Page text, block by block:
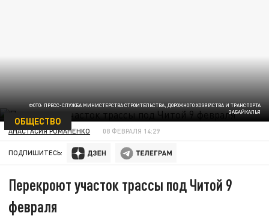
ФОТО: ПРЕСС-СЛУЖБА МИНИСТЕРСТВА СТРОИТЕЛЬСТВА, ДОРОЖНОГО ХОЗЯЙСТВА И ТРАНСПОРТА
ЗАБАЙКАЛЬЯ
ОБЩЕСТВО
АНАСТАСИЯ РОМАНЕНКО 08 ФЕВРАЛЯ 14:29
ПОДПИШИТЕСЬ:
Перекроют участок трассы под Читой 9
февраля